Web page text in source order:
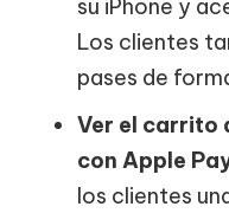
su iPhone y
Los clientes
pases de
Ver el carrito
con Apple
los clientes